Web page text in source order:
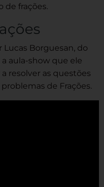
de frações.
Lucas Borguesan, do
a aula-show que ele
resolver as questões
de Frações.